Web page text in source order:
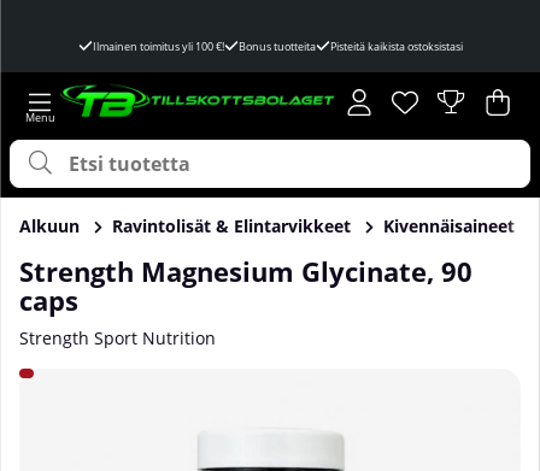
Ilmainen toimitus yli 100 €! Bonus tuotteita Pisteitä kaikista ostoksistasi
Toivelista
Lukumäärä
. .
Alkuun Ravintolisät & Elintarvikkeet Kivennäisaineet
Strength Magnesium Glycinate, 90
caps
Strength Sport Nutrition
Tuotekuvat Strength Magnesium Glycinate, 90 caps